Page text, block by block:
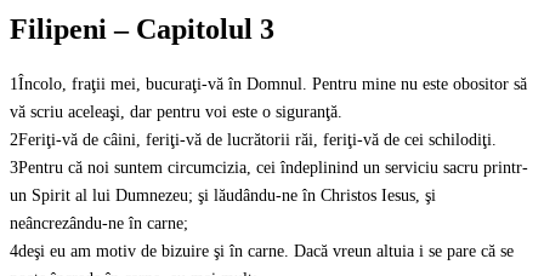
Filipeni – Capitolul 3
1Încolo, fraţii mei, bucuraţi-vă în Domnul. Pentru mine nu este obositor să
vă scriu aceleaşi, dar pentru voi este o siguranţă.
2Feriţi-vă de câini, feriţi-vă de lucrătorii răi, feriţi-vă de cei schilodiţi.
3Pentru că noi suntem circumcizia, cei îndeplinind un serviciu sacru printr-
un Spirit al lui Dumnezeu; şi lăudându-ne în Christos Iesus, şi
neâncrezându-ne în carne;
4deşi eu am motiv de bizuire şi în carne. Dacă vreun altuia i se pare că se